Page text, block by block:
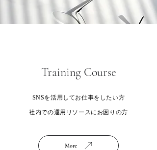
Training Course
SNSを活用してお仕事をしたい方
​社内での運用リソースにお困りの方
More